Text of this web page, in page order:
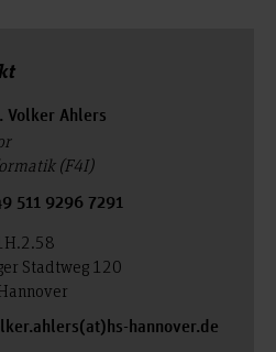
Volker Ahlers
(F4I)
511 9296 7291
Stadtweg 120
hannover.de